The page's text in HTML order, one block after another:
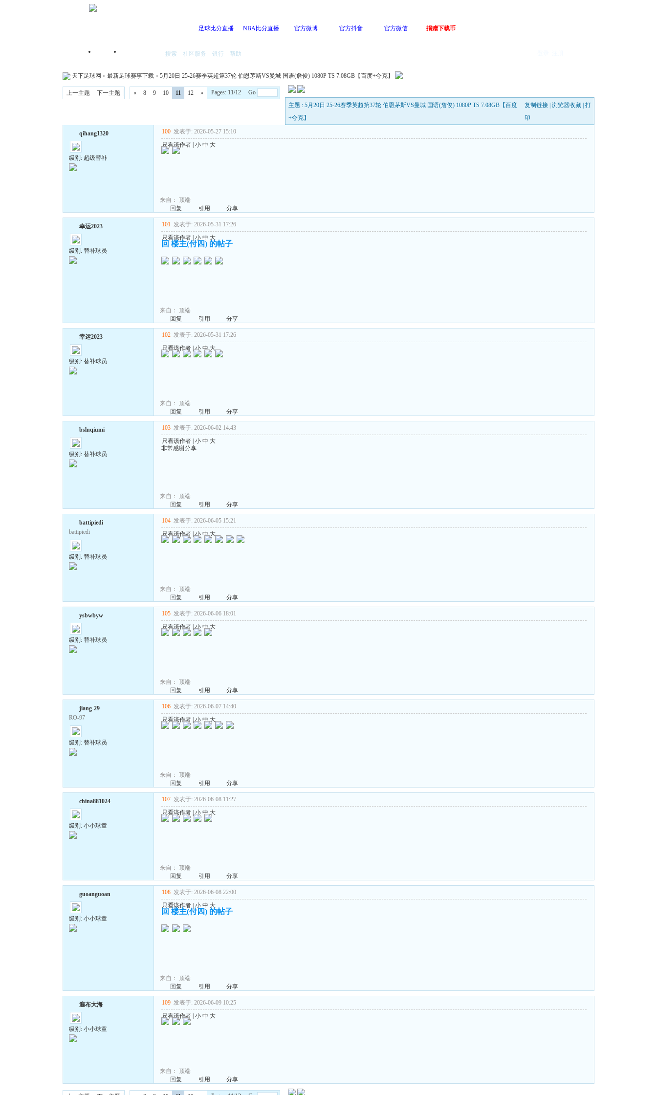
足球比分直播 NBA比分直播 官方微博 官方抖音 官方微信 捐赠下载币
首页 搜索 社区服务 银行 帮助
天下足球网 » 最新足球赛事下载 » 5月20日 25-26赛季英超第37轮 伯恩茅斯VS曼城 国语(詹俊) 1080P TS 7.08GB【百度+夸克】
上一主题 下一主题 « 8 9 10 11 12 »
Pages: 11/12 Go
主题 : 5月20日 25-26赛季英超第37轮 伯恩茅斯VS曼城 国语(詹俊) 1080P TS 7.08GB【百度
+夸克】
复制链接| 浏览器收藏| 打
印
qihang1320
级别: 超级替补
100 发表于: 2026-05-27 15:10
只看该作者| 小 中 大
来自： 顶端
回复
引用 分享
幸运2023
级别: 替补球员
101 发表于: 2026-05-31 17:26
只看该作者| 小 中 大
回 楼主(付四) 的帖子
来自： 顶端
回复
引用 分享
幸运2023
级别: 替补球员
102 发表于: 2026-05-31 17:26
只看该作者|小 中 大
来自： 顶端
回复
引用 分享
bslnqiumi
级别: 替补球员
103 发表于: 2026-06-02 14:43
只看该作者| 小 中 大
非常感谢分享
来自： 顶端
回复
引用 分享
battipiedi
battipiedi
级别: 替补球员
104 发表于: 2026-06-05 15:21
只看该作者|小 中 大
来自： 顶端
回复
引用 分享
ysbwbyw
级别: 替补球员
105 发表于: 2026-06-06 18:01
只看该作者|小 中 大
来自： 顶端
回复
引用 分享
jiang-29
RO-97
级别: 替补球员
106 发表于: 2026-06-07 14:40
只看该作者|小 中 大
来自： 顶端
回复
引用 分享
china881024
级别: 小小球童
107 发表于: 2026-06-08 11:27
只看该作者|小 中 大
来自： 顶端
回复
引用 分享
guoanguoan
级别: 小小球童
108 发表于: 2026-06-08 22:00
只看该作者| 小 中 大
回 楼主(付四) 的帖子
来自： 顶端
回复
引用 分享
遍布大海
级别: 小小球童
109 发表于: 2026-06-09 10:25
只看该作者| 小 中 大
来自： 顶端
回复
引用 分享